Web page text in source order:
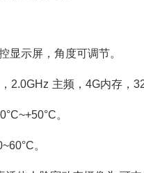
显示屏，角度可调节。
2.0GHz 主频，4G内存，
。
。